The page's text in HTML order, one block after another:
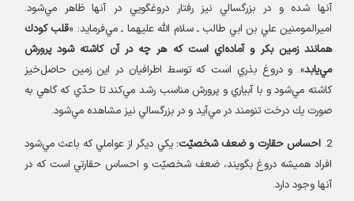
آنها شده و در بزرگسالي نيز رفتار دروغگويي در آنها ظاهر مي‌شود.
اميرالمومنين علي بن ابي طالب ـ سلام الله عليهما ـ مي‌فرمايد: « قلب كودك
همانند زمين بكر و آماده‌اي است كه هر چه در آن كاشته شود پرورش
مي‌يابد».و دروغ بذري است كه توسط اطرافيان در اين زمين حاصل‌خيز
كاشته مي‌شود و با آبياري و پرورش مناسب رشد مي‌كند تا حدّي كه گاهي به
صورت يك درخت تنومند در مي‌آيد و در بزرگسالي نيز مشاهده مي‌شود.
احساس حقارت و ضعف شخصيّت: يكي ديگر از عواملي كه باعث مي‌شود
افراد هميشه دروغ بگويند، ضعف شخصيّت و احساس حقارتي است كه در
آنها وجود دارد.